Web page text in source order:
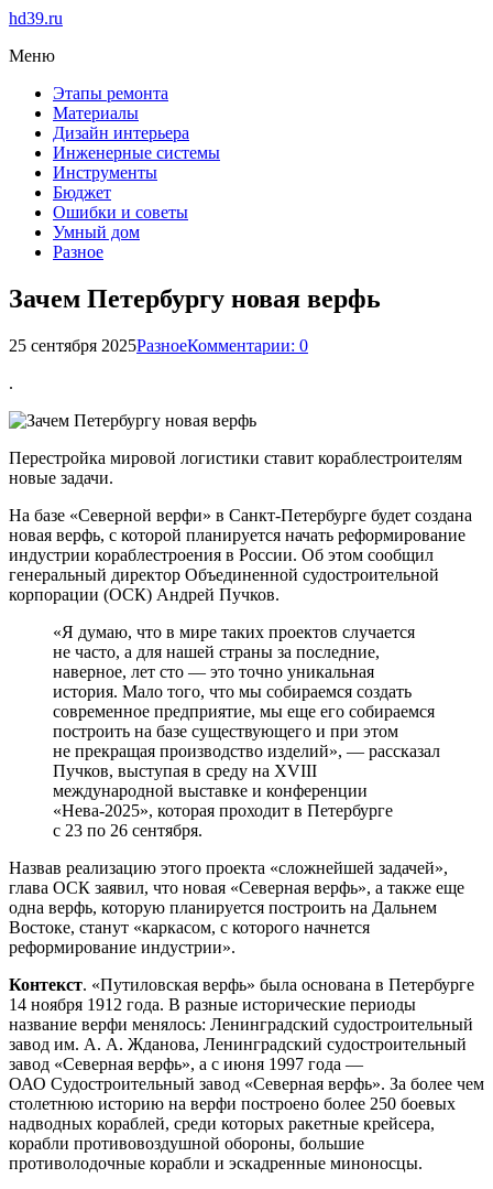
hd39.ru
Меню
Этапы ремонта
Материалы
Дизайн интерьера
Инженерные системы
Инструменты
Бюджет
Ошибки и советы
Умный дом
Разное
Зачем Петербургу новая верфь
25 сентября 2025РазноеКомментарии: 0
.
Перестройка мировой логистики ставит кораблестроителям
новые задачи.
На базе «Северной верфи» в Санкт-Петербурге будет создана
новая верфь, с которой планируется начать реформирование
индустрии кораблестроения в России. Об этом сообщил
генеральный директор Объединенной судостроительной
корпорации (ОСК) Андрей Пучков.
«Я думаю, что в мире таких проектов случается
не часто, а для нашей страны за последние,
наверное, лет сто — это точно уникальная
история. Мало того, что мы собираемся создать
современное предприятие, мы еще его собираемся
построить на базе существующего и при этом
не прекращая производство изделий», — рассказал
Пучков, выступая в среду на XVIII
международной выставке и конференции
«Нева-2025», которая проходит в Петербурге
с 23 по 26 сентября.
Назвав реализацию этого проекта «сложнейшей задачей»,
глава ОСК заявил, что новая «Северная верфь», а также еще
одна верфь, которую планируется построить на Дальнем
Востоке, станут «каркасом, с которого начнется
реформирование индустрии».
Контекст. «Путиловская верфь» была основана в Петербурге
14 ноября 1912 года. В разные исторические периоды
название верфи менялось: Ленинградский судостроительный
завод им. А. А. Жданова, Ленинградский судостроительный
завод «Северная верфь», а с июня 1997 года —
ОАО Судостроительный завод «Северная верфь». За более чем
столетнюю историю на верфи построено более 250 боевых
надводных кораблей, среди которых ракетные крейсера,
корабли противовоздушной обороны, большие
противолодочные корабли и эскадренные миноносцы.